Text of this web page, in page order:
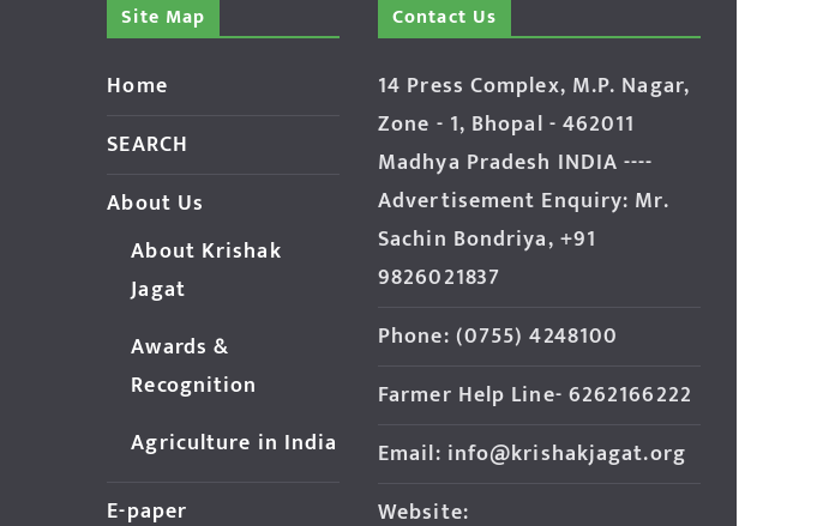
Site Map
Home
SEARCH
About Us
About Krishak
Jagat
Awards &
Recognition
Agriculture in India
E-paper
Contact Us
14 Press Complex, M.P. Nagar,
Zone - 1, Bhopal - 462011
Madhya Pradesh INDIA ----
Advertisement Enquiry: Mr.
Sachin Bondriya, +91
9826021837
Phone: (0755) 4248100
Farmer Help Line- 6262166222
Email: info@krishakjagat.org
Website: